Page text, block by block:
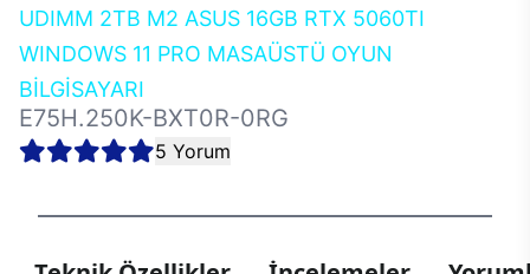
UDIMM 2TB M2 ASUS 16GB RTX 5060TI
WINDOWS 11 PRO MASAÜSTÜ OYUN
BİLGİSAYARI
E75H.250K-BXT0R-0RG
5 Yorum